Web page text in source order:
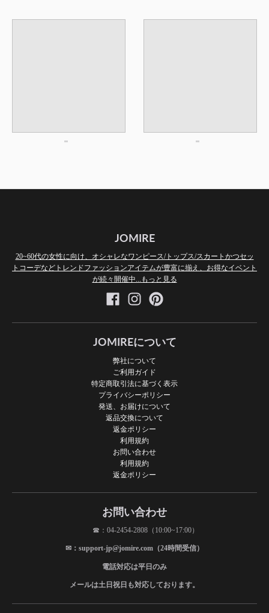
JOMIRE
20~60代の女性に向け、オシャレなワンピース/トップス/スカートかつセッ
トコーデなどトレンドファッションアイテムが豊富に揃え、お得なイベント
が続々開催中...もっと見る
JOMIREについて
弊社について
ご利用ガイド
特定商取引法に基づく表示
プライバシーポリシー
発送、お届けについて
返品交換について
返金ポリシー
利用規約
お問い合わせ
利用規約
返金ポリシー
お問い合わせ
☎：04-2454-2808（10:00~17:00）
✉：support-jp@jomire.com（24時間受信）
電話対応は平日のみ
メールは土日祝日も対応しております。